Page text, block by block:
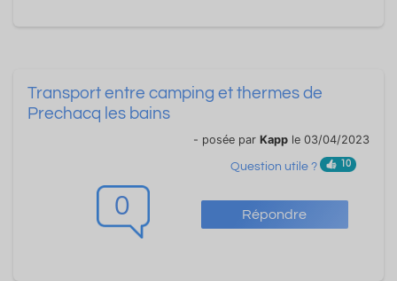
0 Répondre
Transport entre camping et thermes de
Prechacq les bains
- posée par Kapp le 03/04/2023
Question utile ? 10